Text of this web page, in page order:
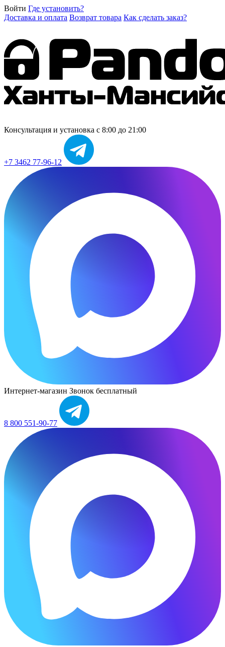
Войти Где установить?
Доставка и оплата Возврат товара Как сделать заказ?
Консультация и установка с 8:00 до 21:00
+7 3462 77-96-12
Интернет-магазин Звонок бесплатный
8 800 551-90-77